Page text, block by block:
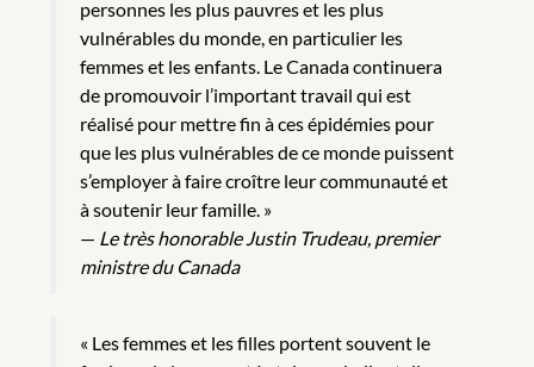
personnes les plus pauvres et les plus
vulnérables du monde, en particulier les
femmes et les enfants. Le Canada continuera
de promouvoir l’important travail qui est
réalisé pour mettre fin à ces épidémies pour
que les plus vulnérables de ce monde puissent
s’employer à faire croître leur communauté et
à soutenir leur famille. »
— Le très honorable Justin Trudeau, premier
ministre du Canada
« Les femmes et les filles portent souvent le